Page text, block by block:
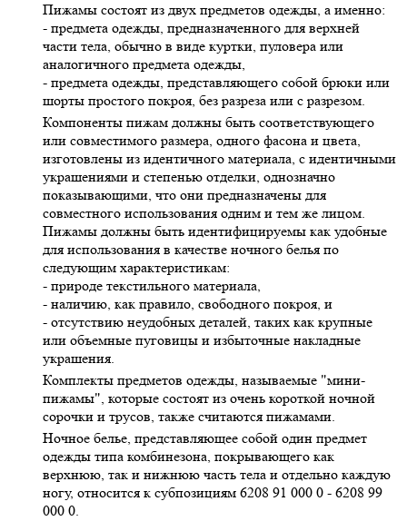
Пижамы состоят из двух предметов одежды, а именно:
- предмета одежды, предназначенного для верхней
части тела, обычно в виде куртки, пуловера или
аналогичного предмета одежды,
- предмета одежды, представляющего собой брюки или
шорты простого покроя, без разреза или с разрезом.
Компоненты пижам должны быть соответствующего
или совместимого размера, одного фасона и цвета,
изготовлены из идентичного материала, с идентичными
украшениями и степенью отделки, однозначно
показывающими, что они предназначены для
совместного использования одним и тем же лицом.
Пижамы должны быть идентифицируемы как удобные
для использования в качестве ночного белья по
следующим характеристикам:
- природе текстильного материала,
- наличию, как правило, свободного покроя, и
- отсутствию неудобных деталей, таких как крупные
или объемные пуговицы и избыточные накладные
украшения.
Комплекты предметов одежды, называемые "мини-
пижамы", которые состоят из очень короткой ночной
сорочки и трусов, также считаются пижамами.
Ночное белье, представляющее собой один предмет
одежды типа комбинезона, покрывающего как
верхнюю, так и нижнюю часть тела и отдельно каждую
ногу, относится к субпозициям 6208 91 000 0 - 6208 99
000 0.